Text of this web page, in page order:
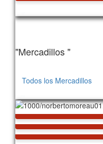
"Mercadillos "
Todos los Mercadillos